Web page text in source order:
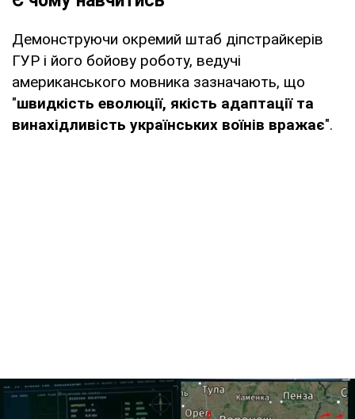
Демонструючи окремий штаб діпстрайкерів
ГУР і його бойову роботу, ведучі
американського мовника зазначають, що
"швидкість еволюції, якість адаптації та
винахідливість українських воїнів вражає".